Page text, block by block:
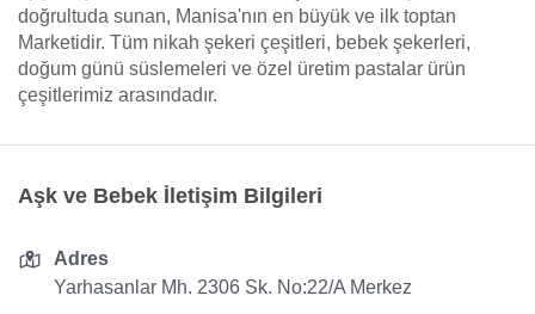
doğrultuda sunan, Manisa'nın en büyük ve ilk toptan
Marketidir. Tüm nikah şekeri çeşitleri, bebek şekerleri,
doğum günü süslemeleri ve özel üretim pastalar ürün
çeşitlerimiz arasındadır.
Aşk ve Bebek İletişim Bilgileri
Adres
Yarhasanlar Mh. 2306 Sk. No:22/A Merkez